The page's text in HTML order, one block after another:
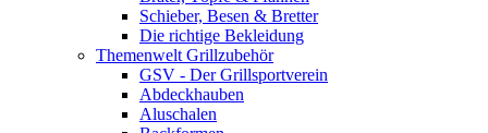
Schieber, Besen & Bretter
Die richtige Bekleidung
Themenwelt Grillzubehör
GSV - Der Grillsportverein
Abdeckhauben
Aluschalen